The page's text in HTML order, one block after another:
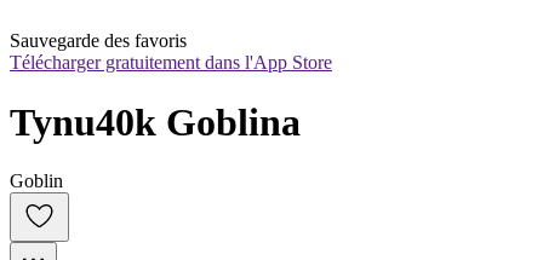
Sauvegarde des favoris
Télécharger gratuitement dans l'App Store
Tynu40k Goblina
Goblin